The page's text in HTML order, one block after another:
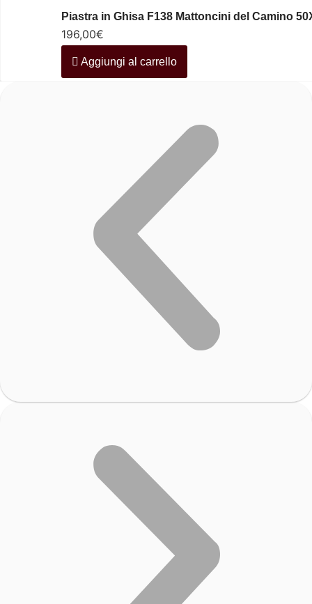
Piastra in Ghisa F138 Mattoncini del Camino
196,00€
Aggiungi al carrello